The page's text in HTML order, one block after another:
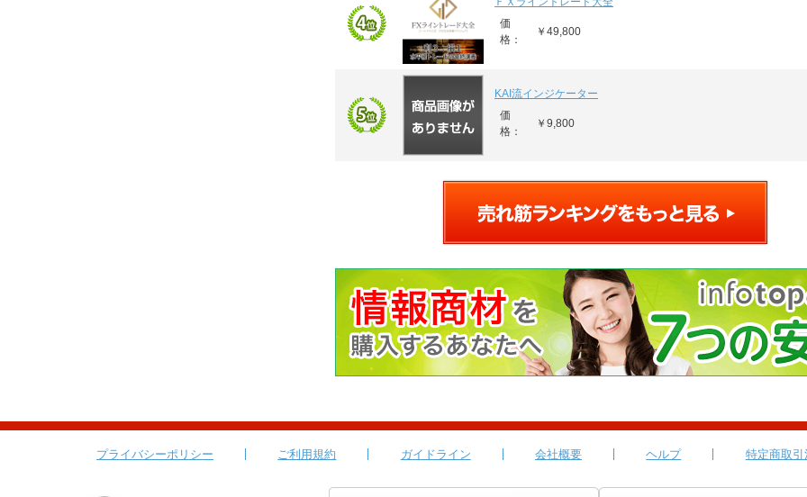
価
格：
￥49,800
KAI流インジケーター
価
格：
￥9,800
プライバシーポリシー ご利用規約 ガイドライン 会社概要 ヘルプ 特定商取